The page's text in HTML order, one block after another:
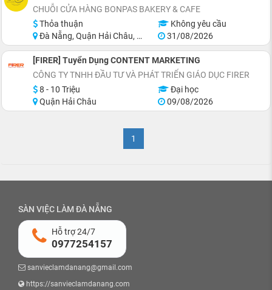
CHUỖI CỬA HÀNG BONPAS BAKERY & CAFE
Thỏa thuận
Không yêu cầu
Đà Nẵng, Quận Hải Châu, Quận Thanh Khê, Quận Sơn Trà, Quận Cẩm Lệ
31/08/2026
[FIRER] Tuyển Dụng CONTENT MARKETING
CÔNG TY TNHH ĐẦU TƯ VÀ PHÁT TRIỂN GIÁO DỤC FIRER
8 - 10 Triệu
Đại học
Quận Hải Châu
09/08/2026
1
SÀN VIỆC LÀM ĐÀ NẴNG
Hỗ trợ 24/7
0977254157
sanvieclamdanang@gmail.com
https://sanvieclamdanang.com